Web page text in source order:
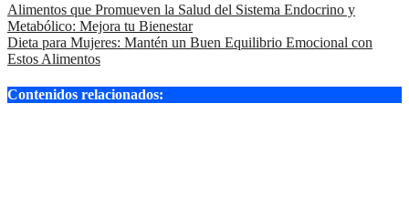
Navegación
de
entradas
Alimentos que Promueven la Salud del Sistema Endocrino y
Metabólico: Mejora tu Bienestar
Dieta para Mujeres: Mantén un Buen Equilibrio Emocional con
Estos Alimentos
Contenidos relacionados: